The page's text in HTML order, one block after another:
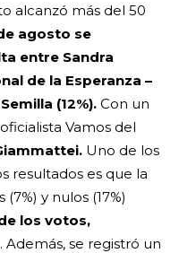
alcanzó más del 50
agosto se
entre Sandra
de la Esperanza –
(12%). Con un
Vamos del
Uno de los
resultados es que la
y nulos (17%)
los votos,
se registró un